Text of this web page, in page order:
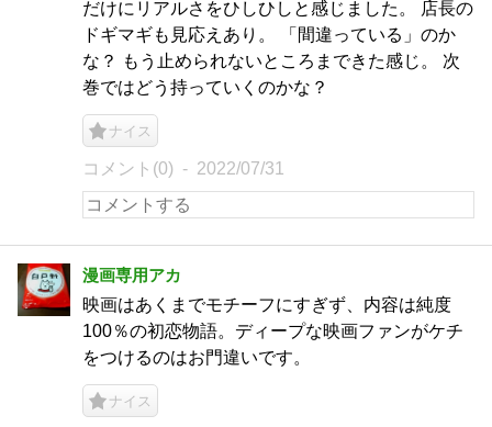
だけにリアルさをひしひしと感じました。 店長の
ドギマギも見応えあり。 「間違っている」のか
な？ もう止められないところまできた感じ。 次
巻ではどう持っていくのかな？
ナイス
コメント(0) 2022/07/31
漫画専用アカ
映画はあくまでモチーフにすぎず、内容は純度
100％の初恋物語。ディープな映画ファンがケチ
をつけるのはお門違いです。
ナイス